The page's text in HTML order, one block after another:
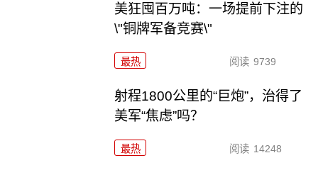
美狂囤百万吨：一场提前下注的
\"铜牌军备竞赛\"
最热 阅读 9739
射程1800公里的“巨炮”，治得了
美军“焦虑”吗？
最热 阅读 14248